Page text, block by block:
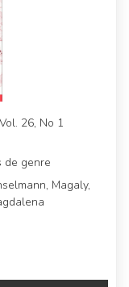
26, No 1
de genre
Magaly,